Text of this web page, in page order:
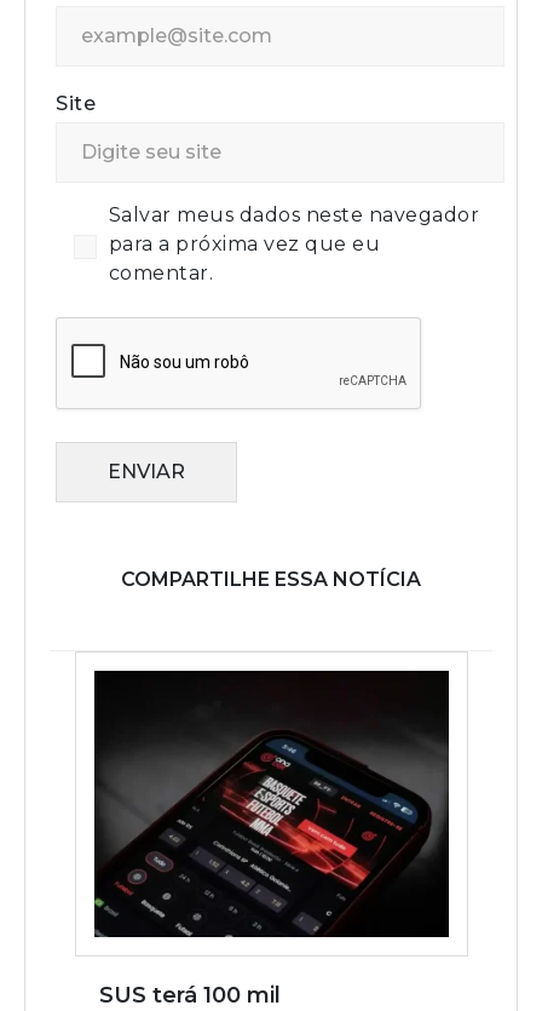
Site
Salvar meus dados neste navegador
para a próxima vez que eu
comentar.
ENVIAR
COMPARTILHE ESSA NOTÍCIA
SUS terá 100 mil